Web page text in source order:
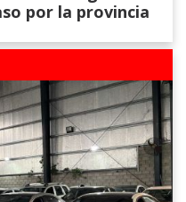
por la provincia